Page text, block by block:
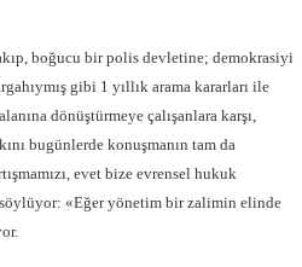
boğucu bir polis devletine; demokrasiyi
gibi 1 yıllık arama kararları ile
dönüştürmeye çalışanlara karşı,
bugünlerde konuşmanın tam da
evet bize evrensel hukuk
«Eğer yönetim bir zalimin elinde